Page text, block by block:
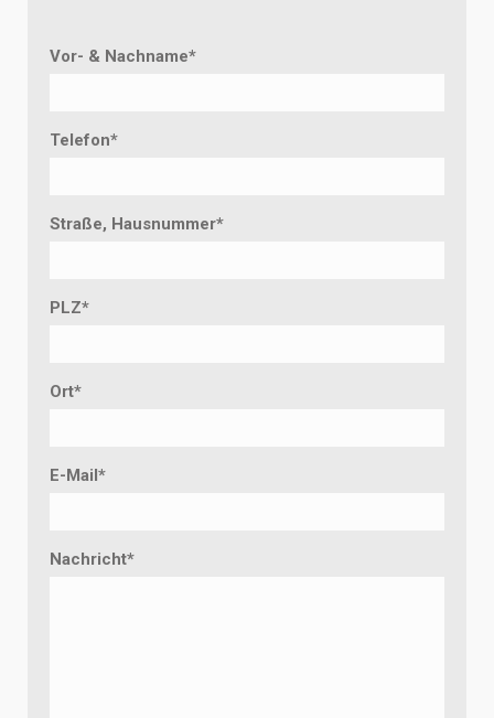
Vor- & Nachname*
Telefon*
Straße, Hausnummer*
PLZ*
Ort*
E-Mail*
Nachricht*